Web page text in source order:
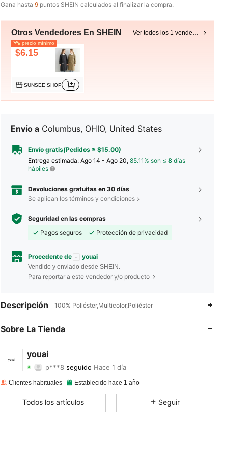
Gana hasta 9 puntos SHEIN calculados al finalizar la compra.
Otros Vendedores En SHEIN Ver todos los 1 vendedores
precio mínimo
$6.15
SUNSEE SHOP
Envío a Columbus, OHIO, United States
Envío gratis(Pedidos ≥ $15.00)
Entrega estimada: Ago 14 - Ago 20, 85.11% son ≤ 8 días
hábiles
Devoluciones gratuitas en 30 días
Se aplican los términos y condiciones
Seguridad en las compras
Pagos seguros
Protección de privacidad
Procedente de youai
Vendido y enviado desde SHEIN.
Para reportar a este vendedor y/o producto
Descripción 100% Poliéster,Multicolor,Poliéster
Sobre La Tienda
youai
p***8
4.92 Calificación 24Artículos
4.92 24 1.4K
Clientes habituales Establecido hace 1 año
Todos los artículos Seguir